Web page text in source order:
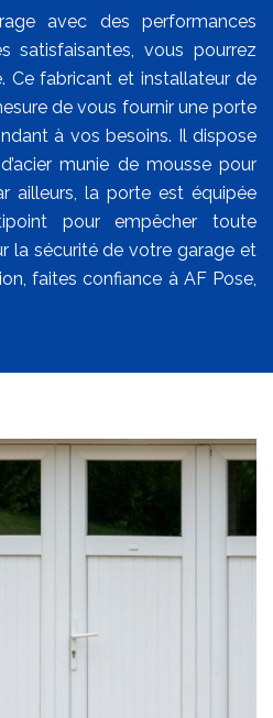
avec des performances
satisfaisantes, vous pourrez
Ce fabricant et installateur de
de vous fournir une porte
à vos besoins. Il dispose
munie de mousse pour
ailleurs, la porte est équipée
pour empêcher toute
la sécurité de votre garage et
faites confiance à AF Pose,